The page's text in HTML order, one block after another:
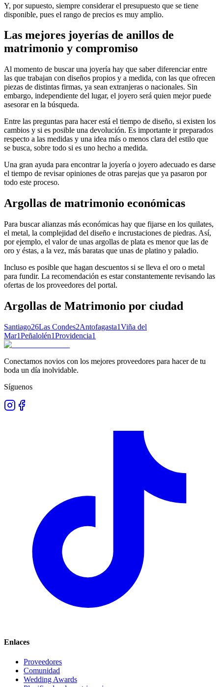
Y, por supuesto, siempre considerar el presupuesto que se tiene
disponible, pues el rango de precios es muy amplio.
Las mejores joyerías de anillos de
matrimonio y compromiso
Al momento de buscar una joyería hay que saber diferenciar entre
las que trabajan con diseños propios y a medida, con las que ofrecen
piezas de distintas firmas, ya sean extranjeras o nacionales. Sin
embargo, independiente del lugar, el joyero será quien mejor puede
asesorar en la búsqueda.
Entre las preguntas para hacer está el tiempo de diseño, si existen los
cambios y si es posible una devolución. Es importante ir preparados
respecto a las medidas y una idea más o menos clara del estilo que
se busca, sobre todo si es uno hecho a medida.
Una gran ayuda para encontrar la joyería o joyero adecuado es darse
el tiempo de revisar opiniones de otras parejas que ya pasaron por
todo este proceso.
Argollas de matrimonio económicas
Para buscar alianzas más económicas hay que fijarse en los quilates,
el metal, la complejidad del diseño e incrustaciones de piedras. Así,
por ejemplo, el valor de unas argollas de plata es menor que las de
oro y éstas, a la vez, más baratas que unas de platino y paladio.
Incluso es posible que hagan descuentos si se lleva el oro o metal
para fundir. La recomendación es estar constantemente revisando las
ofertas de los proveedores del portal.
Argollas de Matrimonio por ciudad
Santiago26Las Condes2Antofagasta1Viña del
Mar1Peñalolén1Providencia1
Conectamos novios con los mejores proveedores para hacer de tu
boda un día inolvidable.
Síguenos
Enlaces
Proveedores
Comunidad
Wedding Awards